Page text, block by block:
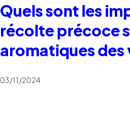
Quels sont les
récolte précoce
aromatiques des
03/11/2024